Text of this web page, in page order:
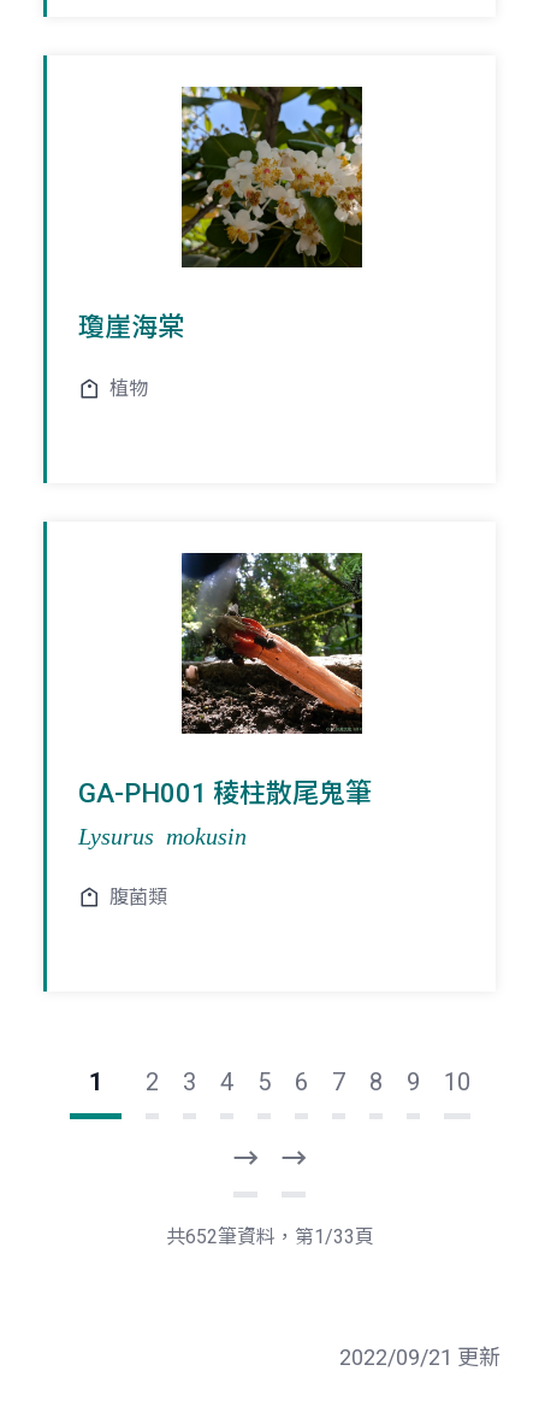
瓊崖海棠
植物
GA-PH001 稜柱散尾鬼筆
Lysurus mokusin
腹菌類
1 2 3 4 5 6 7 8 9 10
一
頁
後
一
共652筆資料，第1/33頁
2022/09/21 更新